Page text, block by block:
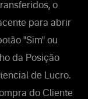
o
para abrir
"Sim" ou
da Posição
de Lucro.
do Cliente